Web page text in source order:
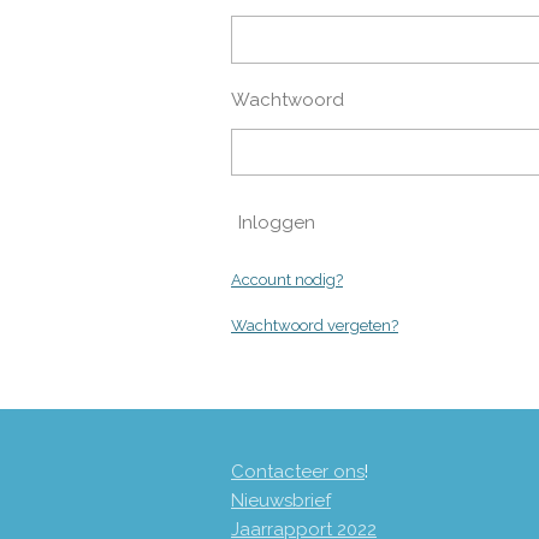
Wachtwoord
Inloggen
Account nodig?
Wachtwoord vergeten?
Contacteer ons!
Nieuwsbrief
Jaarrapport 2022